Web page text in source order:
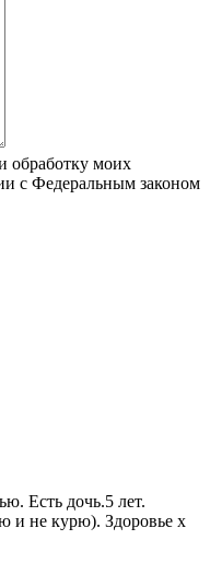
обработку моих
с Федеральным законом
Есть дочь.5 лет.
и не курю). Здоровье х